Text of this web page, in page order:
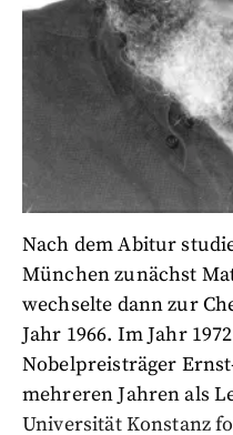
Nach dem Abitur
München zunächst
wechselte dann zur
Jahr 1966. Im Jahr
Nobelpreisträger
mehreren Jahren als
Universität Konstanz